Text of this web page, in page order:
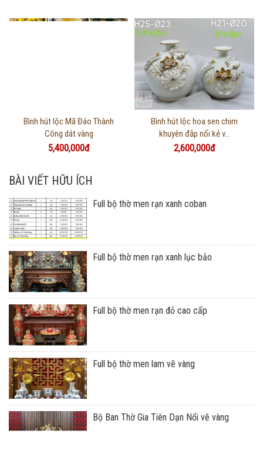
Thông tin chi tiết
Bình hút lộc Mã Đáo Thành
Công dát vàng
5,400,000đ
Thông tin chi tiết
Bình hút lộc hoa sen chim
khuyên đắp nổi kẻ v...
2,600,000đ
BÀI VIẾT HỮU ÍCH
Full bộ thờ men rạn xanh coban
Full bộ thờ men rạn xanh lục bảo
Full bộ thờ men rạn đỏ cao cấp
Full bộ thờ men lam vẽ vàng
Bộ Ban Thờ Gia Tiên Dạn Nổi vẽ vàng